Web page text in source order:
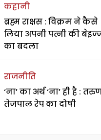
कहानी
ब्रह्म राक्षस : विक्रम ने कैसे
लिया अपनी पत्नी की
का बदला
राजनीति
‘ना’ का अर्थ ‘ना’ ही है :
तेजपाल रेप का दोषी